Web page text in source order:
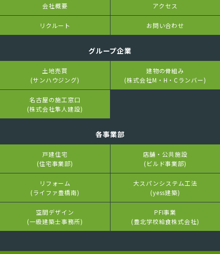
会社概要 アクセス
リクルート お問い合わせ
グループ企業
土地売買
(サンハウジング)
建物の骨組み
(株式会社M・H・Cランバー)
名古屋の施工窓口
(株式会社隼人建設)
各事業部
戸建住宅
(住宅事業部)
店舗・公共施設
(ビルド事業部)
リフォーム
(ライファ豊橋南)
大スパンシステム工法
(yess建築)
空間デザイン
(一級建築士事務所)
PFI事業
(豊北学校給食株式会社)